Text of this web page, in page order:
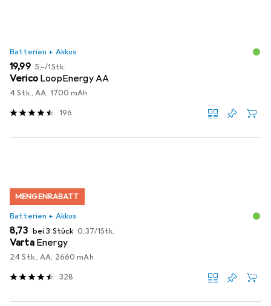
Batterien + Akkus
EUR
19,99 EUR
5,–/1Stk.
Verico LoopEnergy AA
4 Stk., AA, 1700 mAh
196
MENGENRABATT
Batterien + Akkus
EUR
8,73 bei 3 Stück EUR
0,37/1Stk.
Varta Energy
24 Stk., AA, 2660 mAh
328